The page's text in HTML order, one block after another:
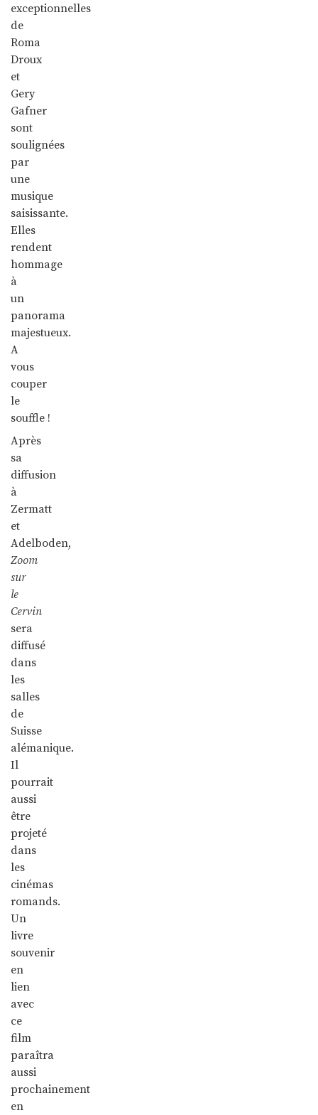
exceptionnelles
de
Roma
Droux
et
Gery
Gafner
sont
soulignées
par
une
musique
saisissante.
Elles
rendent
hommage
à
un
panorama
majestueux.
A
vous
couper
le
souffle !
Après
sa
diffusion
à
Zermatt
et
Adelboden,
Zoom
sur
le
Cervin
sera
diffusé
dans
les
salles
de
Suisse
alémanique.
Il
pourrait
aussi
être
projeté
dans
les
cinémas
romands.
Un
livre
souvenir
en
lien
avec
ce
film
paraîtra
aussi
prochainement
en